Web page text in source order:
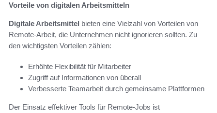
Vorteile von digitalen Arbeitsmitteln
Digitale Arbeitsmittel bieten eine Vielzahl von Vorteilen von
Remote-Arbeit, die Unternehmen nicht ignorieren sollten. Zu
den wichtigsten Vorteilen zählen:
Erhöhte Flexibilität für Mitarbeiter
Zugriff auf Informationen von überall
Verbesserte Teamarbeit durch gemeinsame Plattformen
Der Einsatz effektiver Tools für Remote-Jobs ist